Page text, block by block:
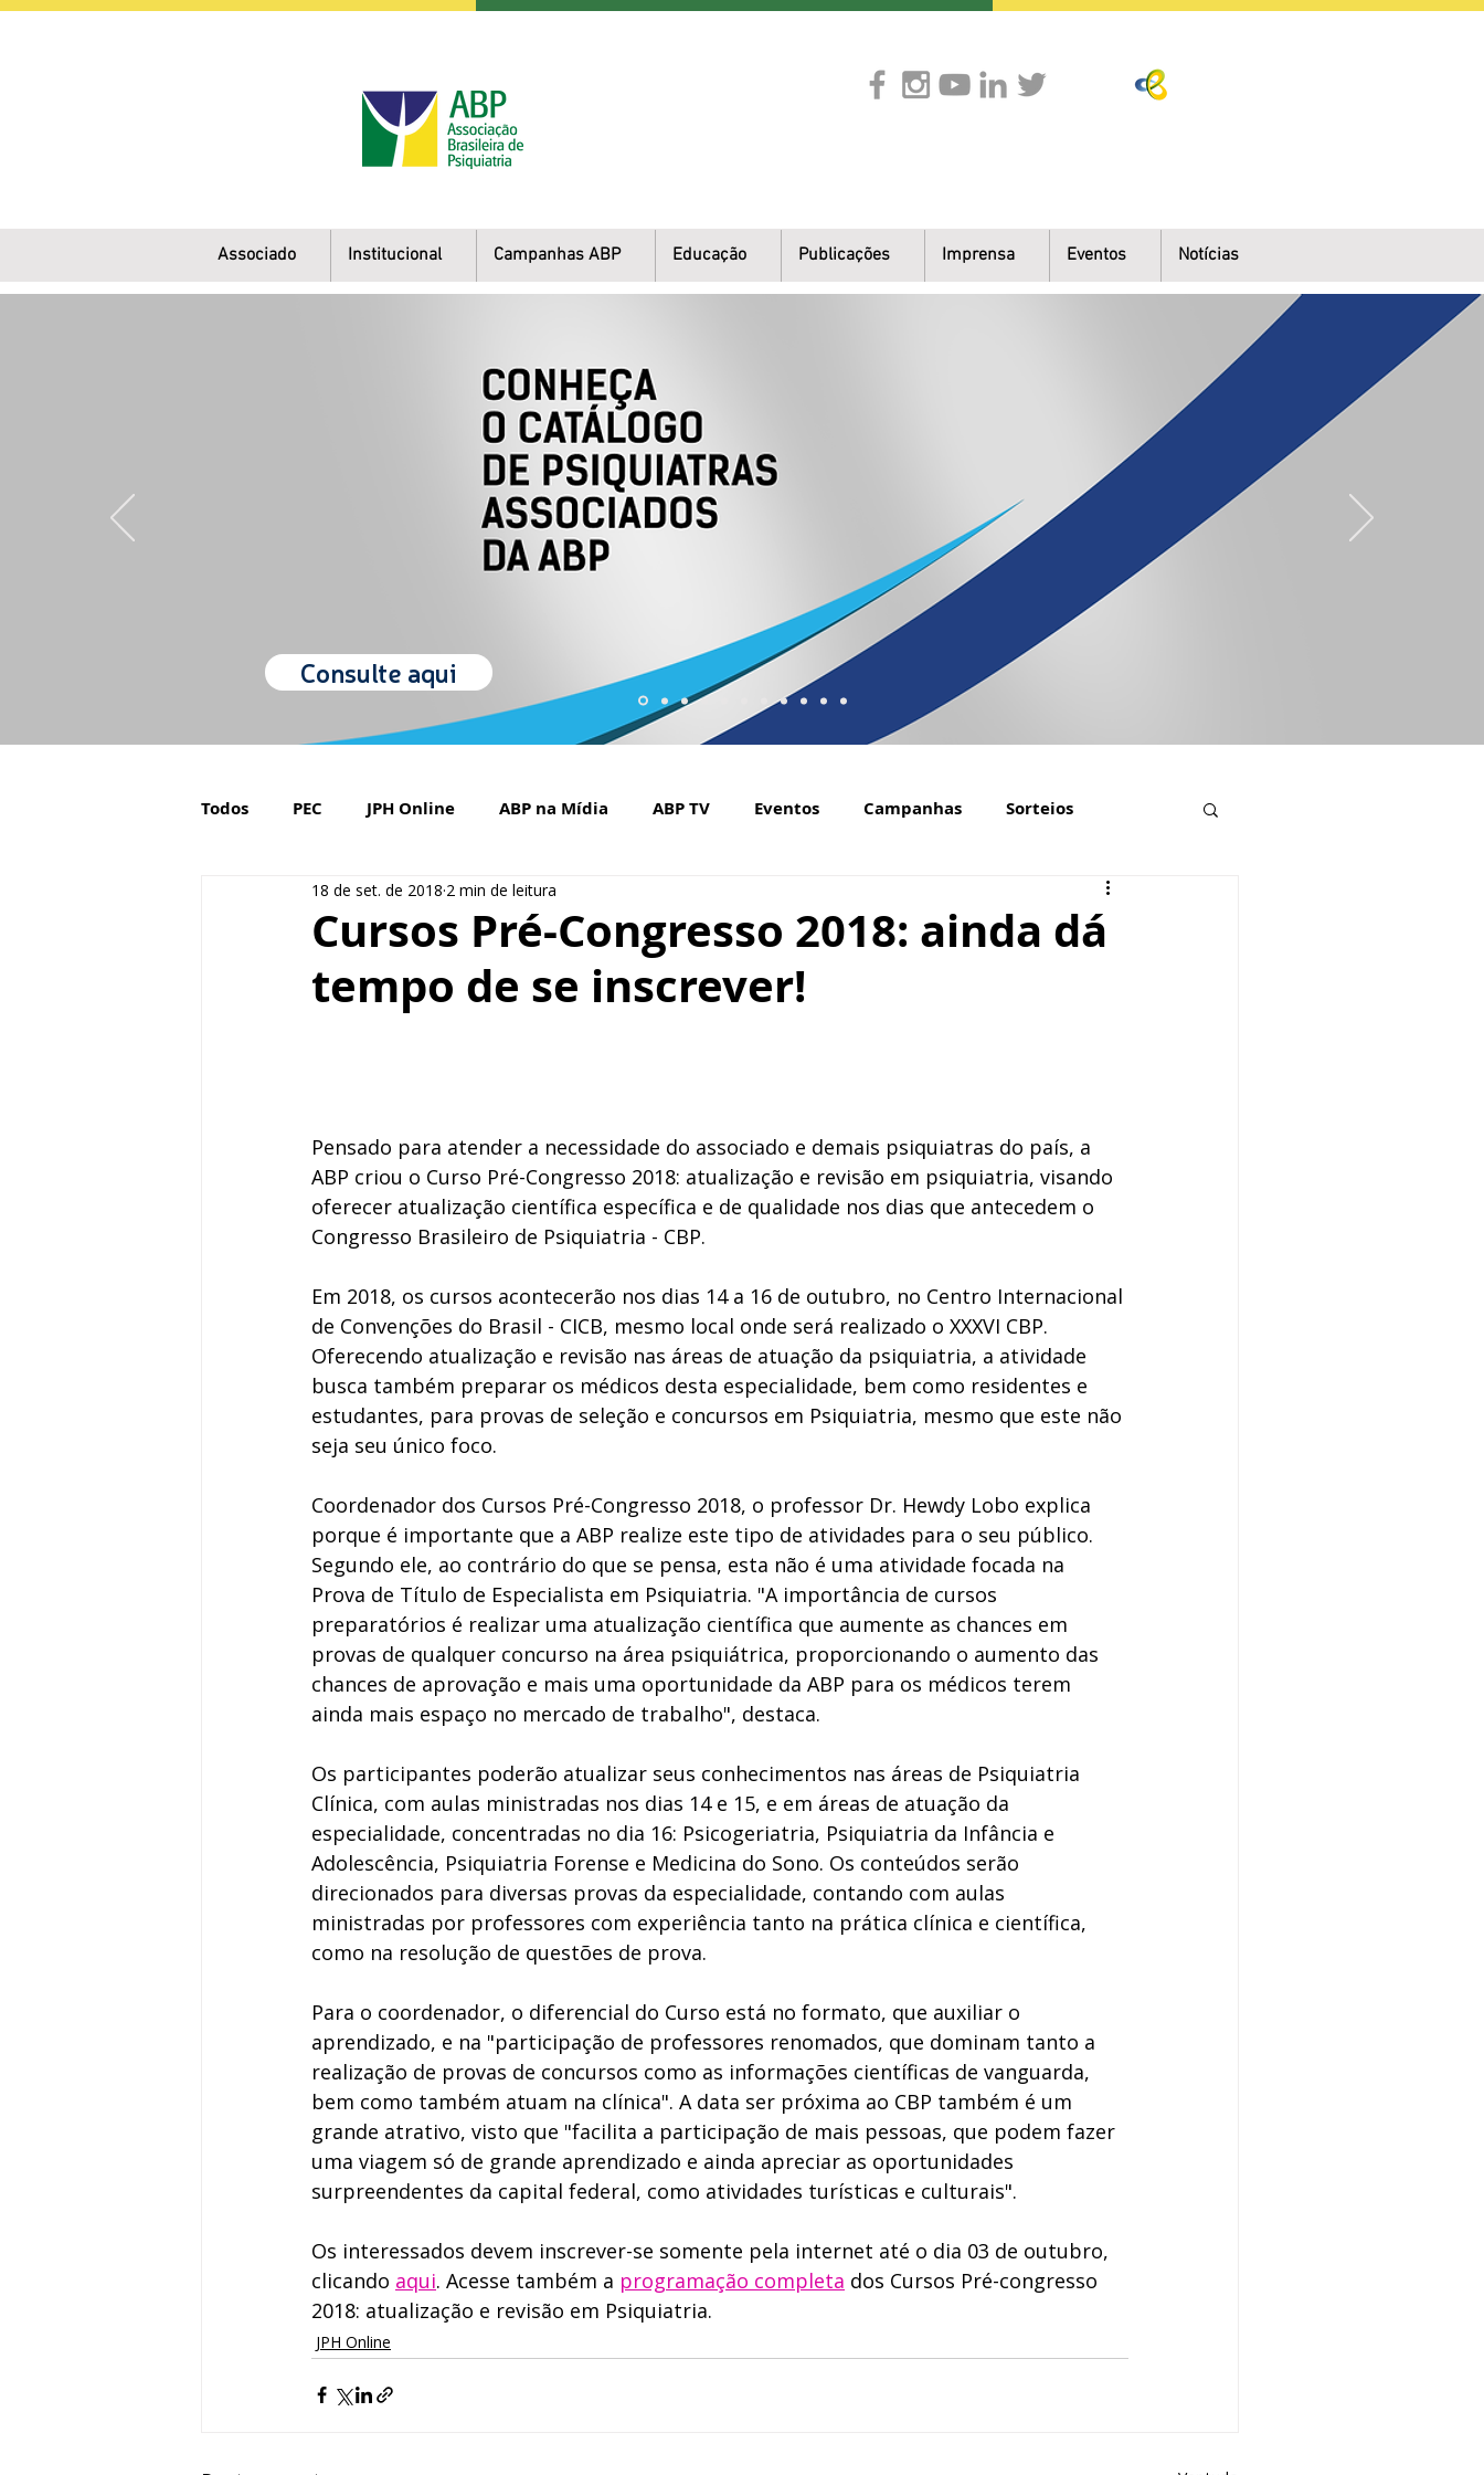
Associado Institucional Campanhas ABP Educação Publicações Imprensa Eventos Notícias
Consulte aqui
Todos PEC JPH Online ABP na Mídia ABP TV Eventos Campanhas Sorteios
Orgulho de ser Psiquiatra Setembro Amarelo na mídia
Cursos Pré-Congresso 2018: ainda dá
tempo de se inscrever!
18 de set. de 2018 2 min de leitura
Pensado para atender a necessidade do associado e demais psiquiatras do país, a
ABP criou o Curso Pré-Congresso 2018: atualização e revisão em psiquiatria, visando
oferecer atualização científica específica e de qualidade nos dias que antecedem o
Congresso Brasileiro de Psiquiatria - CBP.
Em 2018, os cursos acontecerão nos dias 14 a 16 de outubro, no Centro Internacional
de Convenções do Brasil - CICB, mesmo local onde será realizado o XXXVI CBP.
Oferecendo atualização e revisão nas áreas de atuação da psiquiatria, a atividade
busca também preparar os médicos desta especialidade, bem como residentes e
estudantes, para provas de seleção e concursos em Psiquiatria, mesmo que este não
seja seu único foco.
Coordenador dos Cursos Pré-Congresso 2018, o professor Dr. Hewdy Lobo explica
porque é importante que a ABP realize este tipo de atividades para o seu público.
Segundo ele, ao contrário do que se pensa, esta não é uma atividade focada na
Prova de Título de Especialista em Psiquiatria. "A importância de cursos
preparatórios é realizar uma atualização científica que aumente as chances em
provas de qualquer concurso na área psiquiátrica, proporcionando o aumento das
chances de aprovação e mais uma oportunidade da ABP para os médicos terem
ainda mais espaço no mercado de trabalho", destaca.
Os participantes poderão atualizar seus conhecimentos nas áreas de Psiquiatria
Clínica, com aulas ministradas nos dias 14 e 15, e em áreas de atuação da
especialidade, concentradas no dia 16: Psicogeriatria, Psiquiatria da Infância e
Adolescência, Psiquiatria Forense e Medicina do Sono. Os conteúdos serão
direcionados para diversas provas da especialidade, contando com aulas
ministradas por professores com experiência tanto na prática clínica e científica,
como na resolução de questões de prova.
Para o coordenador, o diferencial do Curso está no formato, que auxiliar o
aprendizado, e na "participação de professores renomados, que dominam tanto a
realização de provas de concursos como as informações científicas de vanguarda,
bem como também atuam na clínica". A data ser próxima ao CBP também é um
grande atrativo, visto que "facilita a participação de mais pessoas, que podem fazer
uma viagem só de grande aprendizado e ainda apreciar as oportunidades
surpreendentes da capital federal, como atividades turísticas e culturais".
Os interessados devem inscrever-se somente pela internet até o dia 03 de outubro,
clicando aqui. Acesse também a programação completa dos Cursos Pré-congresso
2018: atualização e revisão em Psiquiatria.
JPH Online